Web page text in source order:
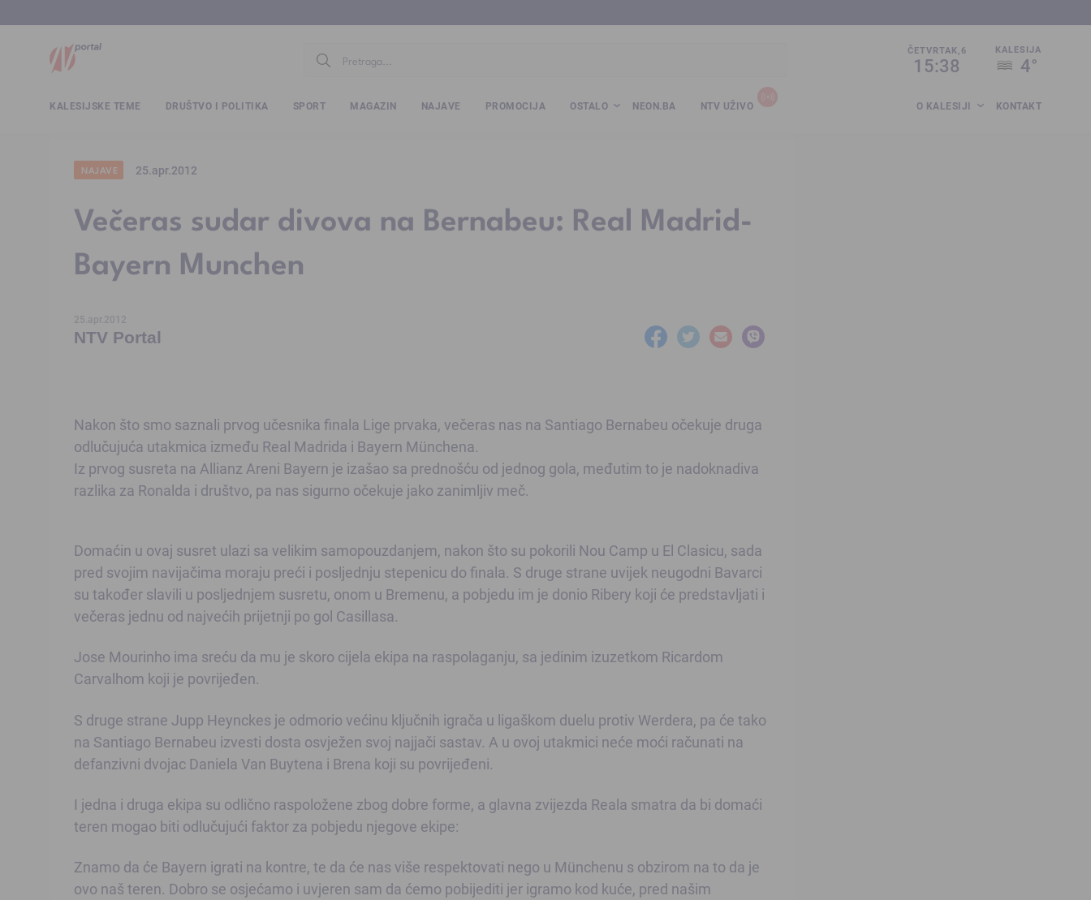
ČETVRTAK,6
15:39
KALESIJA
4°
KALESIJSKE TEME DRUŠTVO I POLITIKA SPORT MAGAZIN NAJAVE PROMOCIJA OSTALO NEON.BA NTV UŽIVO O KALESIJI KONTAKT
NAJAVE 25.apr.2012
Večeras sudar divova na Bernabeu: Real Madrid-
Bayern Munchen
25.apr.2012
NTV Portal
Nakon što smo saznali prvog učesnika finala Lige prvaka, večeras nas na Santiago Bernabeu očekuje druga
odlučujuća utakmica između Real Madrida i Bayern Münchena.
Iz prvog susreta na Allianz Areni Bayern je izašao sa prednošću od jednog gola, međutim to je nadoknadiva
razlika za Ronalda i društvo, pa nas sigurno očekuje jako zanimljiv meč.
Domaćin u ovaj susret ulazi sa velikim samopouzdanjem, nakon što su pokorili Nou Camp u El Clasicu, sada
pred svojim navijačima moraju preći i posljednju stepenicu do finala. S druge strane uvijek neugodni Bavarci
su također slavili u posljednjem susretu, onom u Bremenu, a pobjedu im je donio Ribery koji će predstavljati i
večeras jednu od najvećih prijetnji po gol Casillasa.
Jose Mourinho ima sreću da mu je skoro cijela ekipa na raspolaganju, sa jedinim izuzetkom Ricardom
Carvalhom koji je povrijeđen.
S druge strane Jupp Heynckes je odmorio većinu ključnih igrača u ligaškom duelu protiv Werdera, pa će tako
na Santiago Bernabeu izvesti dosta osvježen svoj najjači sastav. A u ovoj utakmici neće moći računati na
defanzivni dvojac Daniela Van Buytena i Brena koji su povrijeđeni.
I jedna i druga ekipa su odlično raspoložene zbog dobre forme, a glavna zvijezda Reala smatra da bi domaći
teren mogao biti odlučujući faktor za pobjedu njegove ekipe:
Znamo da će Bayern igrati na kontre, te da će nas više respektovati nego u Münchenu s obzirom na to da je
ovo naš teren. Dobro se osjećamo i uvjeren sam da ćemo pobijediti jer igramo kod kuće, pred našim